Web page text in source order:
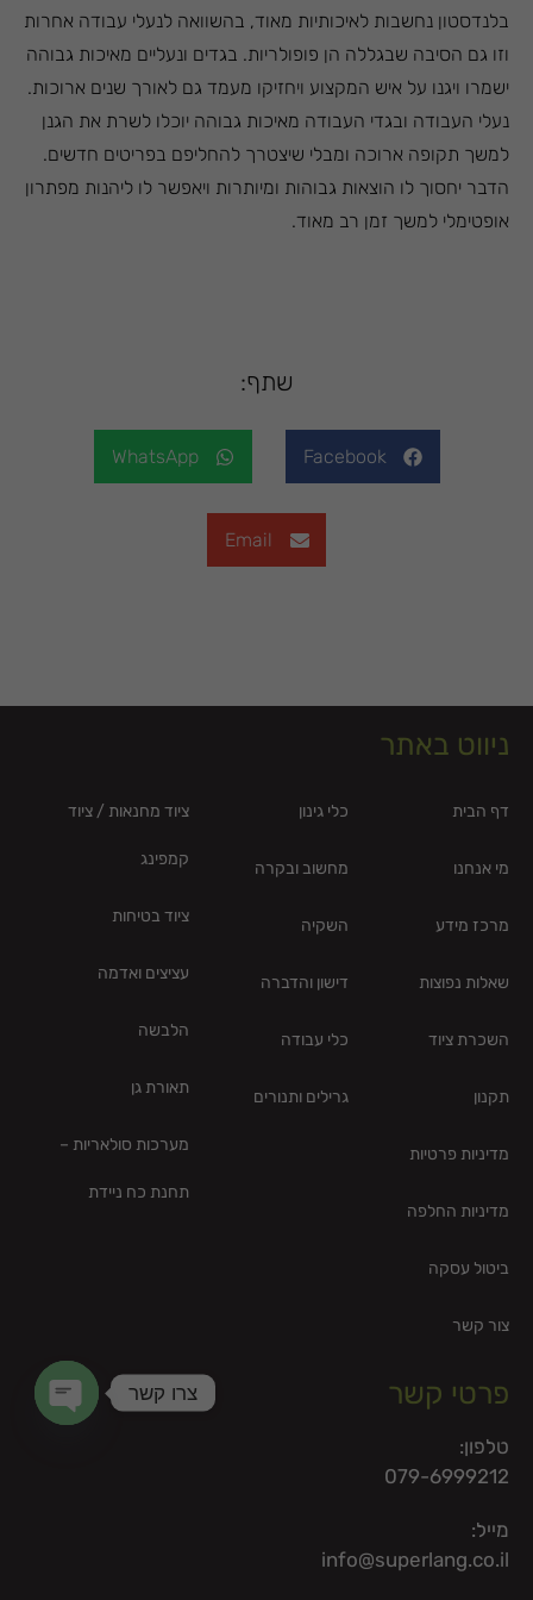
בלנדסטון נחשבות לאיכותיות מאוד, בהשוואה לנעלי עבודה אחרות
וזו גם הסיבה שבגללה הן פופולריות. בגדים ונעליים מאיכות גבוהה
ישמרו ויגנו על איש המקצוע ויחזיקו מעמד גם לאורך שנים ארוכות.
נעלי העבודה ובגדי העבודה מאיכות גבוהה יוכלו לשרת את הגנן
למשך תקופה ארוכה ומבלי שיצטרך להחליפם בפריטים חדשים.
הדבר יחסוך לו הוצאות גבוהות ומיותרות ויאפשר לו ליהנות מפתרון
אופטימלי למשך זמן רב מאוד.
שתף:
Facebook
WhatsApp
Email
ניווט באתר
דף הבית
מי אנחנו
מרכז מידע
שאלות נפוצות
השכרת ציוד
תקנון
מדיניות פרטיות
מדיניות החלפה
ביטול עסקה
צור קשר
כלי גינון
מחשוב ובקרה
השקיה
דישון והדברה
כלי עבודה
גרילים ותנורים
ציוד מחנאות / ציוד
קמפינג
ציוד בטיחות
עציצים ואדמה
הלבשה
תאורת גן
מערכות סולאריות –
תחנת כח ניידת
פרטי קשר
טלפון:
079-6999212
מייל:
info@superlang.co.il
צרו קשר